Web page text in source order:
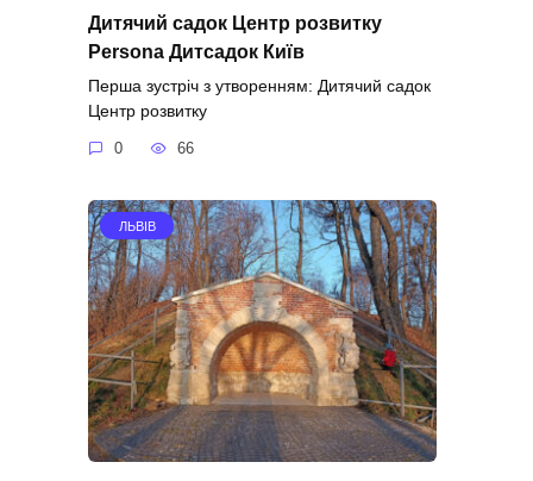
Дитячий садок Центр розвитку
Persona Дитсадок Київ
Перша зустріч з утворенням: Дитячий садок
Центр розвитку
0 66
ЛЬВІВ